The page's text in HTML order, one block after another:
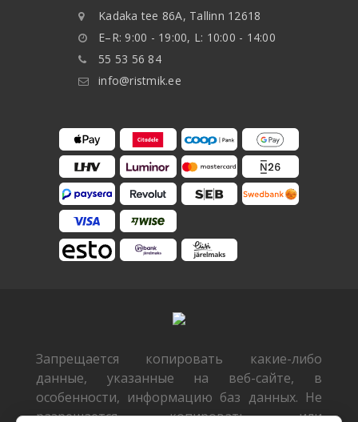
Kadaka tee 86A, Tallinn 12618
E–R: 9:00 - 19:00, L: 10:00 - 14:00
55 53 56 84
info@ristmik.ee
Запрещается копировать какие-либо
данные, указанные на веб-сайте, в
особенности, информацию баз данных. Не
разрешается копировать или